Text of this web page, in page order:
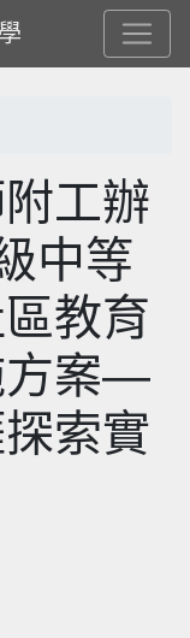
工辦
中等
教育
方案—
探索實